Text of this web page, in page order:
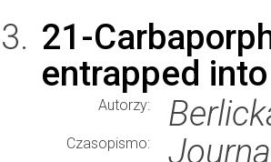
21-
entrapped
Autorzy:
Czasopismo: